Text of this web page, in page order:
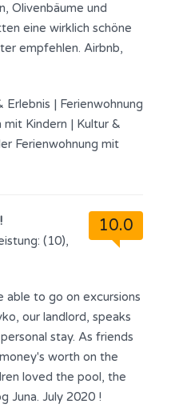
Olivenbäume und
eine wirklich schöne
empfehlen. Airbnb,
Erlebnis | Ferienwohnung
mit Kindern | Kultur &
Ferienwohnung mit
10.0
(10),
to go on excursions
our landlord, speaks
stay. As friends
worth on the
loved the pool, the
Juna. July 2020 !